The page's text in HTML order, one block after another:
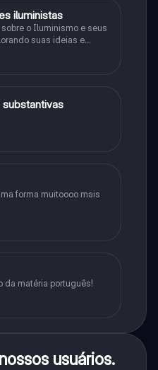
iluministas
o Iluminismo e seus
suas ideias e
forma muitoooo mais
da matéria português!
usuários.